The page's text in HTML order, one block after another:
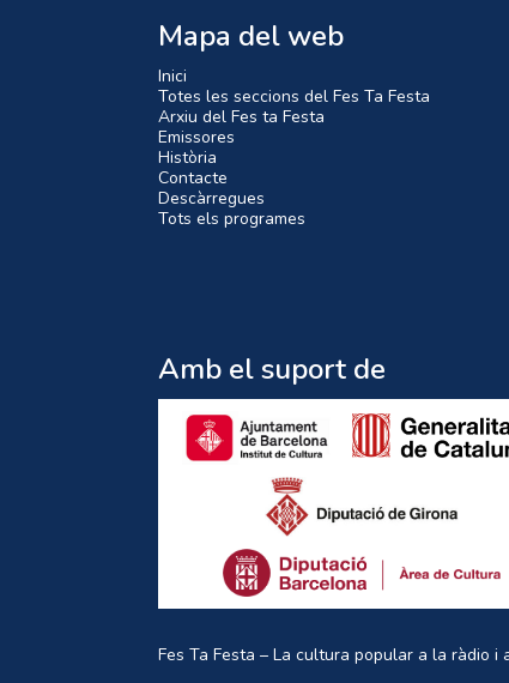
Mapa del web
Inici
Totes les seccions del Fes Ta Festa
Arxiu del Fes ta Festa
Emissores
Història
Contacte
Descàrregues
Tots els programes
Amb el suport de
Fes Ta Festa – La cultura popular a la ràdio i